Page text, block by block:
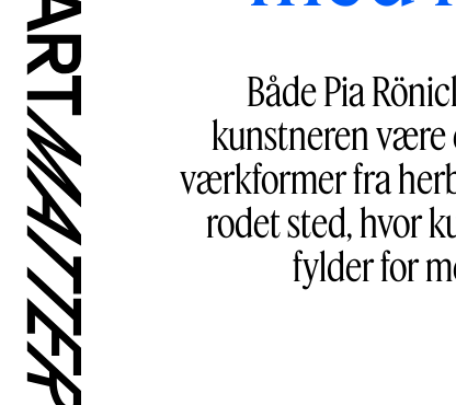
Både Pia
kunstneren være
værkformer fra
rodet sted, hvor
fylder for